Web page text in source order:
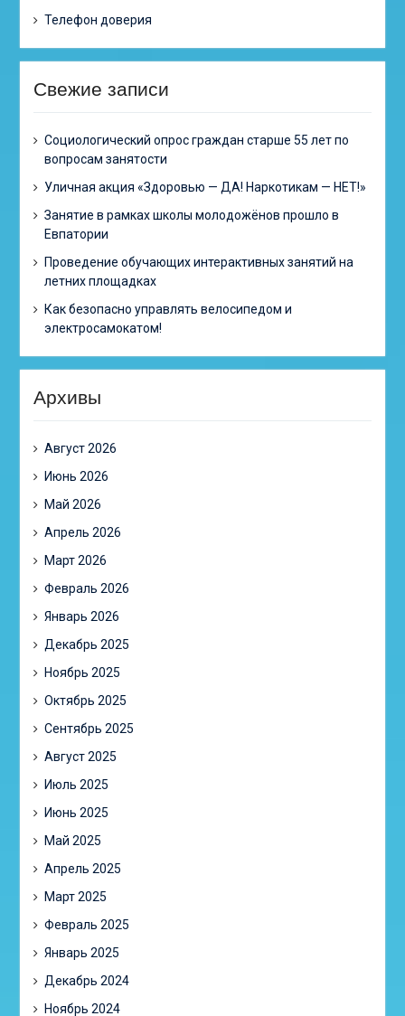
Телефон доверия
Свежие записи
Cоциологический опрос граждан старше 55 лет по
вопросам занятости
Уличная акция «Здоровью — ДА! Наркотикам — НЕТ!»
Занятие в рамках школы молодожёнов прошло в
Евпатории
Проведение обучающих интерактивных занятий на
летних площадках
Как безопасно управлять велосипедом и
электросамокатом!
Архивы
Август 2026
Июнь 2026
Май 2026
Апрель 2026
Март 2026
Февраль 2026
Январь 2026
Декабрь 2025
Ноябрь 2025
Октябрь 2025
Сентябрь 2025
Август 2025
Июль 2025
Июнь 2025
Май 2025
Апрель 2025
Март 2025
Февраль 2025
Январь 2025
Декабрь 2024
Ноябрь 2024